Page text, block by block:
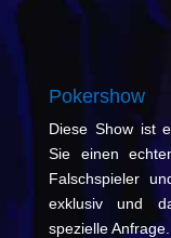
Pokershow
Diese Show ist
Sie einen
Falschspieler
exklusiv und
spezielle Anfrage.